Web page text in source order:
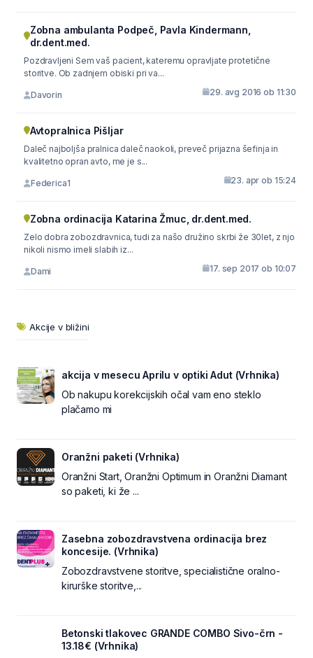
Zobna ambulanta Podpeč, Pavla Kindermann,
dr.dent.med.
Pozdravljeni Sem vaš pacient, kateremu opravljate protetične
storitve. Ob zadnjem obiski pri va...
Davorin 29. avg 2016 ob 11:30
Avtopralnica Pišljar
Daleč najboljša pralnica daleč naokoli, preveč prijazna šefinja in
kvalitetno opran avto, me je s...
Federica1 23. apr ob 15:24
Zobna ordinacija Katarina Žmuc, dr.dent.med.
Zelo dobra zobozdravnica, tudi za našo družino skrbi že 30let, z njo
nikoli nismo imeli slabih iz...
Dami 17. sep 2017 ob 10:07
Akcije v bližini
akcija v mesecu Aprilu v optiki Adut (Vrhnika)
Ob nakupu korekcijskih očal vam eno steklo
plačamo mi
Oranžni paketi (Vrhnika)
Oranžni Start, Oranžni Optimum in Oranžni Diamant
so paketi, ki že ...
Zasebna zobozdravstvena ordinacija brez
koncesije. (Vrhnika)
Zobozdravstvene storitve, specialistične oralno-
kirurške storitve,...
Betonski tlakovec GRANDE COMBO Sivo-črn -
13.18€ (Vrhnika)